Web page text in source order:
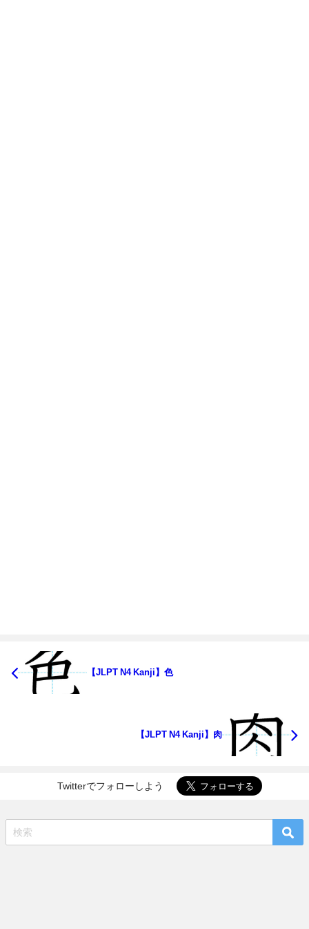
【JLPT N4 Kanji】色
【JLPT N4 Kanji】肉
Twitterでフォローしよう